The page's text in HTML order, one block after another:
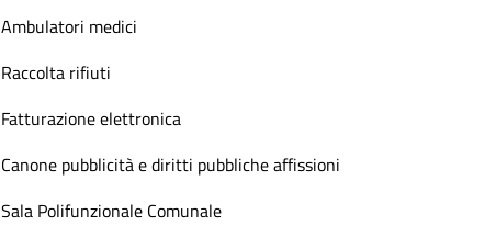
Ambulatori medici
Raccolta rifiuti
Fatturazione elettronica
Canone pubblicità e diritti pubbliche affissioni
Sala Polifunzionale Comunale